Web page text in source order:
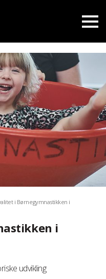
i Børnegymnastikken i
i
udvikling